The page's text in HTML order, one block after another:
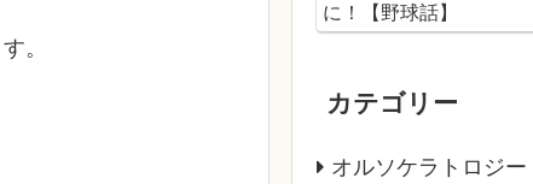
。
に！【野球話】
カテゴリー
オルソケラトロジー